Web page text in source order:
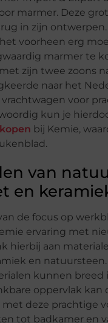
marmer. Deze
in zijn ontwerpen.
voorheen erg
marmer te
zijn twee zoons
naar het
voor
kun je
bij Kemie,
van
en
de focus op
ervaring met
hierbij aan
en natuursteen.
kunnen breed
oppervlak kan
deze prachtige
tot badkamer en